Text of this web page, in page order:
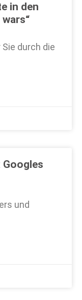
in den
durch die
und